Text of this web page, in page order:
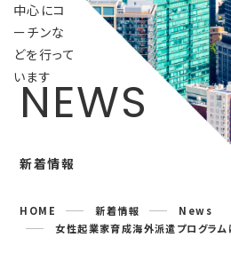
Company
Contact
Column
Recruit
タスクマネジメ
NEWS
新着情報
HOME 新着情報
News
女性起業家育成海外派遣プログラム